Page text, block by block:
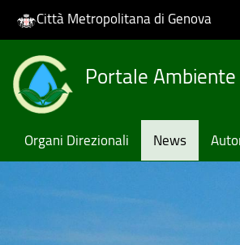
Skip
main
Città Metropolitana di Genova
Portale Ambiente
Organi Direzionali News